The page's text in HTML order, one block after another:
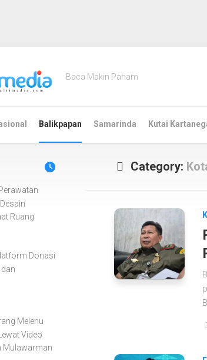
Baca Makin Paham
Balikpapan Samarinda Kutai
Category:
Ruang
Donasi
Melenu
Video
Mulawarman